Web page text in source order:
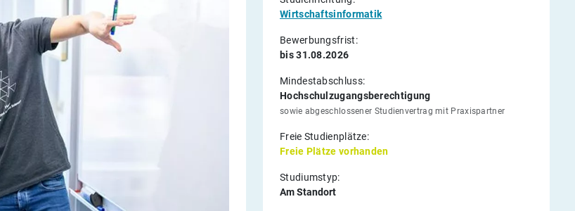
Wirtschaftsinformatik
Bewerbungsfrist:
bis 31.08.2026
Mindestabschluss:
Hochschulzugangsberechtigung
sowie abgeschlossener Studienvertrag mit Praxispartner
Freie Studienplätze:
Freie Plätze vorhanden
Studiumstyp:
Am Standort